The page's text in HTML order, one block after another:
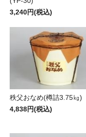
3,240円(税込)
秩父おなめ(樽詰3.75㎏)
4,838円(税込)